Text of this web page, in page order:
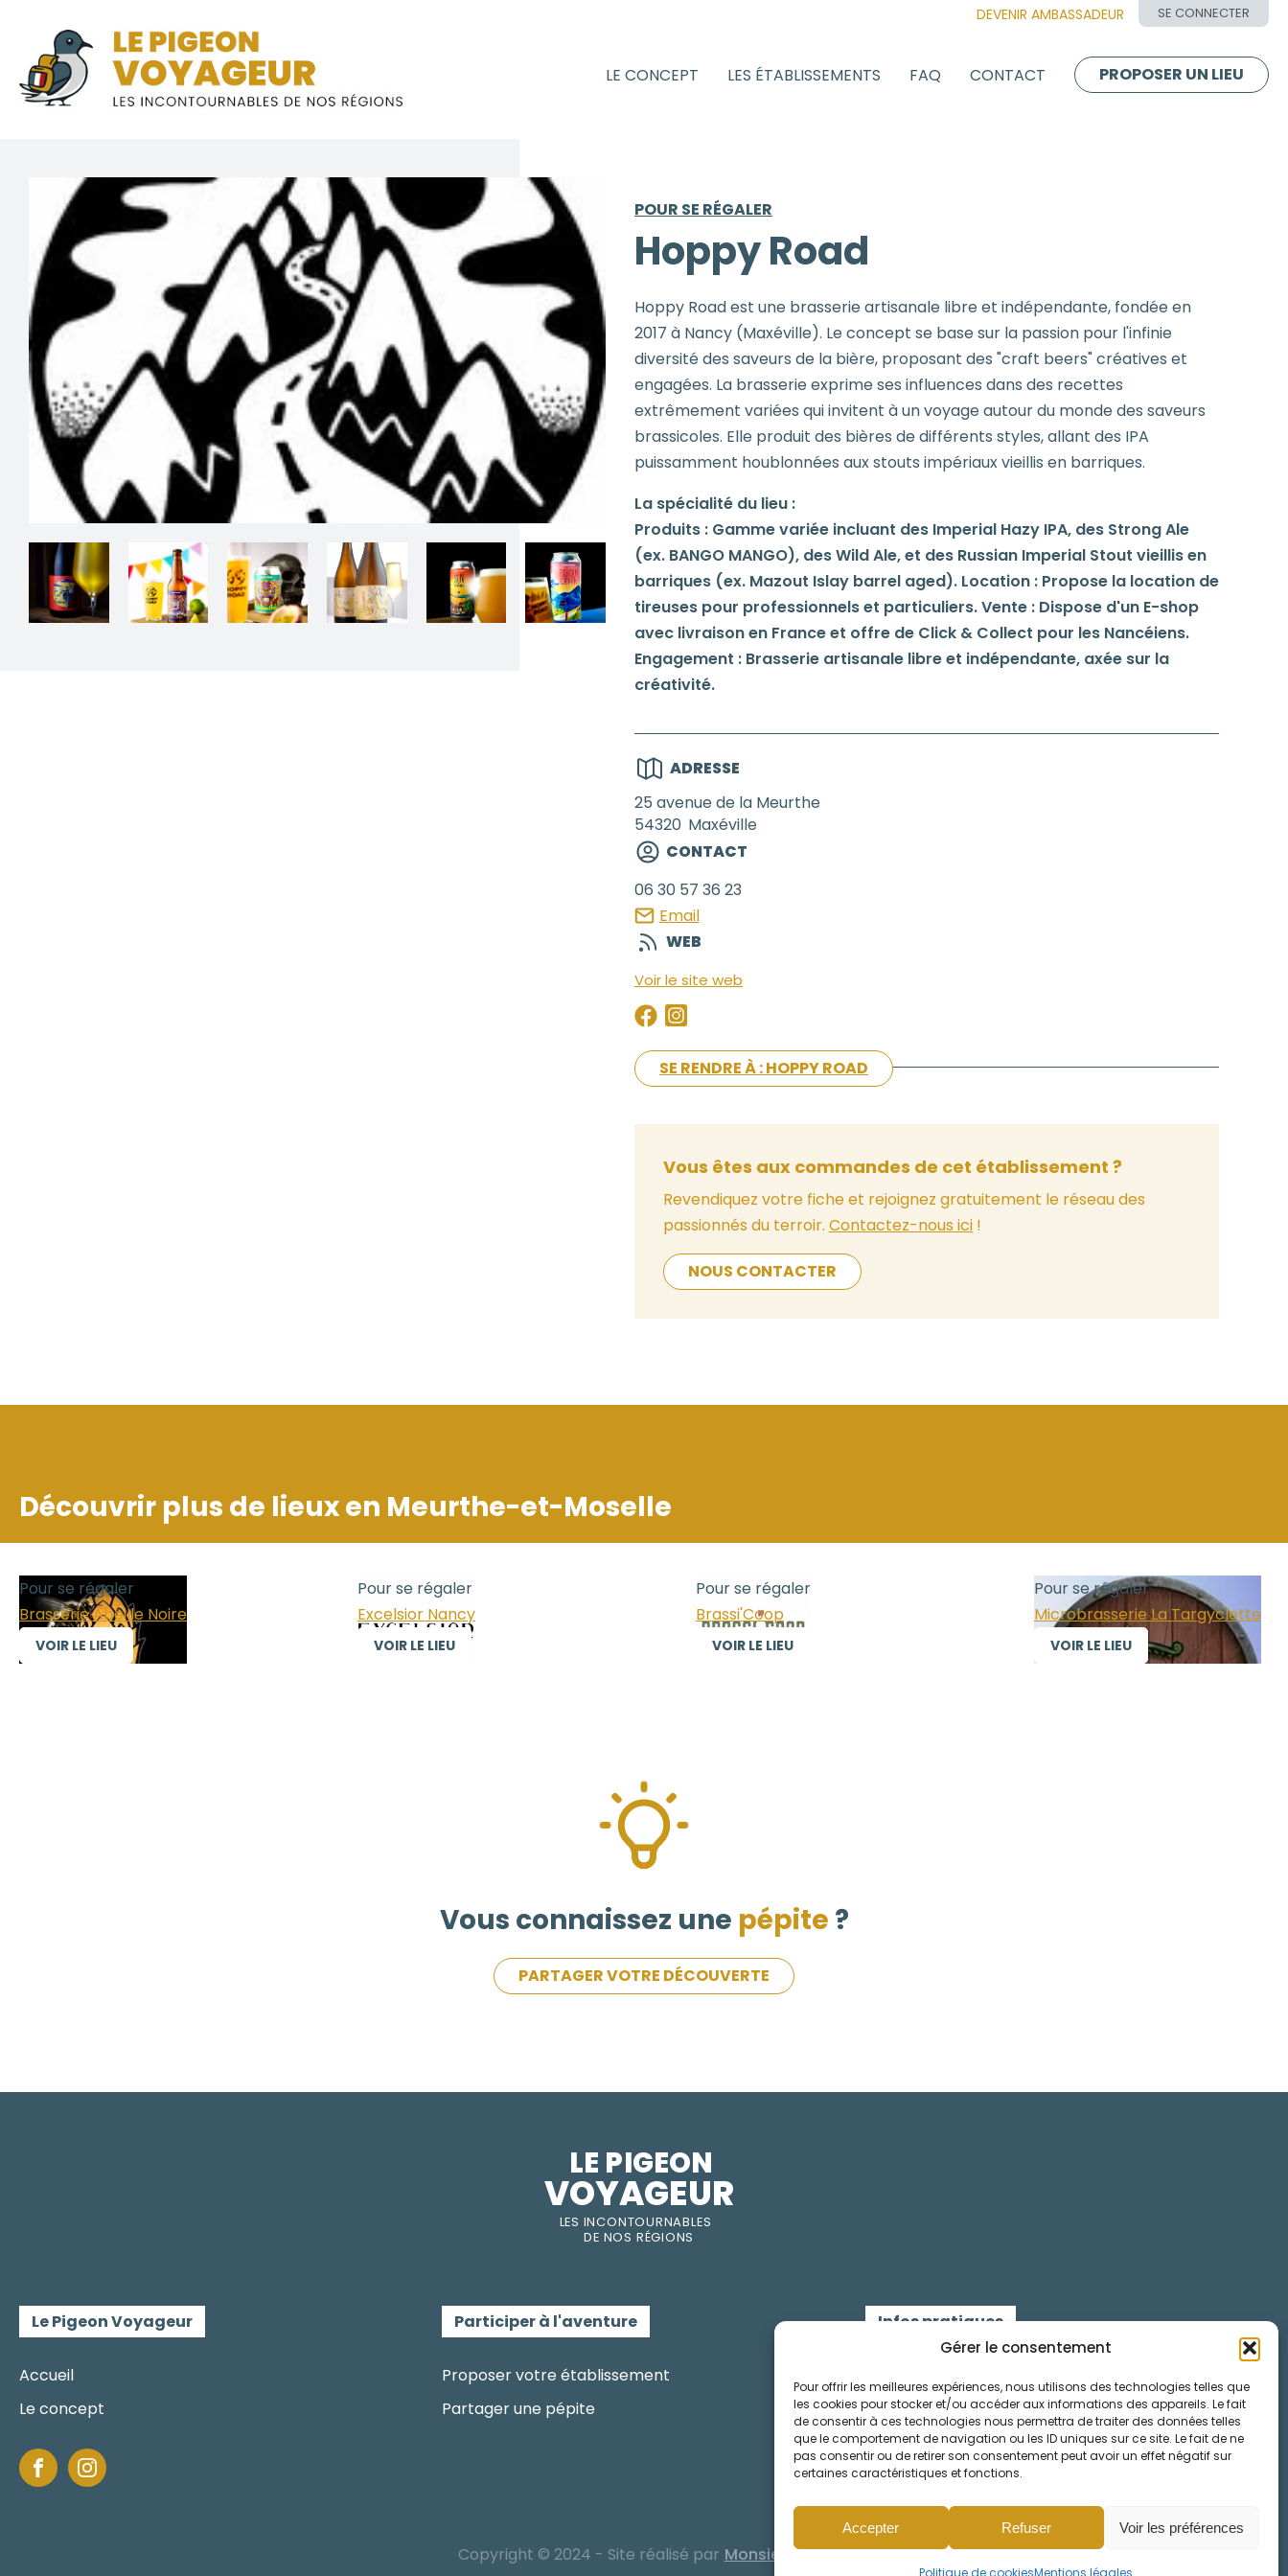
Gérer le consentement
Pour offrir les meilleures expériences, nous utilisons des technologies telles que
les cookies pour stocker et/ou accéder aux informations des appareils. Le fait
de consentir à ces technologies nous permettra de traiter des données telles
que le comportement de navigation ou les ID uniques sur ce site. Le fait de ne
pas consentir ou de retirer son consentement peut avoir un effet négatif sur
certaines caractéristiques et fonctions.
Accepter Refuser Voir les préférences
Politique de cookiesMentions légales
DEVENIR AMBASSADEUR SE CONNECTER
LE CONCEPT LES ÉTABLISSEMENTS FAQ CONTACT PROPOSER UN LIEU
POUR SE RÉGALER
Hoppy Road
Hoppy Road est une brasserie artisanale libre et indépendante, fondée en
2017 à Nancy (Maxéville). Le concept se base sur la passion pour l'infinie
diversité des saveurs de la bière, proposant des "craft beers" créatives et
engagées. La brasserie exprime ses influences dans des recettes
extrêmement variées qui invitent à un voyage autour du monde des saveurs
brassicoles. Elle produit des bières de différents styles, allant des IPA
puissamment houblonnées aux stouts impériaux vieillis en barriques.
La spécialité du lieu :
Produits : Gamme variée incluant des Imperial Hazy IPA, des Strong Ale
(ex. BANGO MANGO), des Wild Ale, et des Russian Imperial Stout vieillis en
barriques (ex. Mazout Islay barrel aged). Location : Propose la location de
tireuses pour professionnels et particuliers. Vente : Dispose d'un E-shop
avec livraison en France et offre de Click & Collect pour les Nancéiens.
Engagement : Brasserie artisanale libre et indépendante, axée sur la
créativité.
ADRESSE
25 avenue de la Meurthe
54320 Maxéville
CONTACT
06 30 57 36 23
Email
WEB
Voir le site web
SE RENDRE À : HOPPY ROAD
Vous êtes aux commandes de cet établissement ?
Revendiquez votre fiche et rejoignez gratuitement le réseau des
passionnés du terroir. Contactez-nous ici !
NOUS CONTACTER
Découvrir plus de lieux en Meurthe-et-Moselle
Pour se régaler
Brasserie Abeille Noire
VOIR LE LIEU
Pour se régaler
Excelsior Nancy
VOIR LE LIEU
Pour se régaler
Brassi'Coop
VOIR LE LIEU
Pour se régaler
Microbrasserie La Targyclette
VOIR LE LIEU
Vous connaissez une pépite ?
PARTAGER VOTRE DÉCOUVERTE
LES INCONTOURNABLES
DE NOS RÉGIONS
LE PIGEON
VOYAGEUR
Le Pigeon Voyageur
Accueil
Le concept
Participer à l'aventure
Proposer votre établissement
Partager une pépite
Infos pratiques
Mentions légales
Cookies
Copyright © 2024 - Site réalisé par Monsieurcom